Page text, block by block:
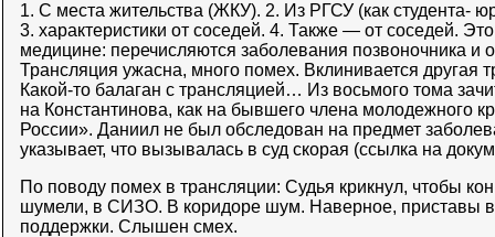
1. С места жительства (ЖКУ). 2. Из РГСУ (как студента-
3. характеристики от соседей. 4. Также — от соседей.
медицине: перечисляются заболевания позвоночника и
Трансляция ужасна, много помех. Вклинивается другая
Какой-то балаган с трансляцией… Из восьмого тома
на Константинова, как на бывшего члена молодежного
России». Даниил не был обследован на предмет
указывает, что вызывалась в суд скорая (ссылка на
По поводу помех в трансляции: Судья крикнул, чтобы
шумели, в СИЗО. В коридоре шум. Наверное, приставы
поддержки. Слышен смех.